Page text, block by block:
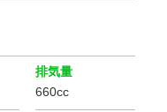
排気量
660cc